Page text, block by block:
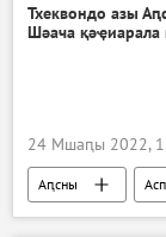
Тхеквондо азы
Шәача қәҿиарала
24 Мшаԥы 2022,
Аԥсны